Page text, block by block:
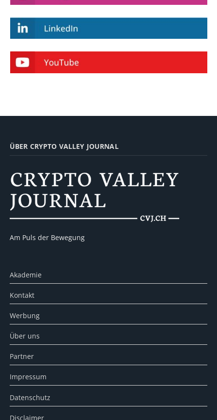
ÜBER CRYPTO VALLEY JOURNAL
Am Puls der Bewegung
Akademie
Kontakt
Werbung
Über uns
Partner
Impressum
Datenschutz
Disclaimer